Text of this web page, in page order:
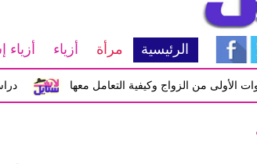
الرئيسية مرأة أزياء أزياء
دراسة من الزواج وكيفية التعامل معها